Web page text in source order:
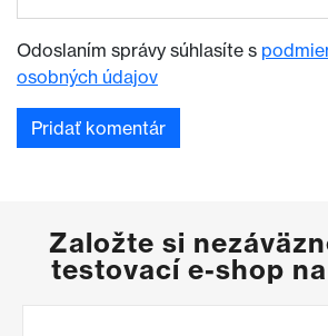
Odoslaním správy súhlasíte s
osobných údajov
Založte si
testovací e-shop